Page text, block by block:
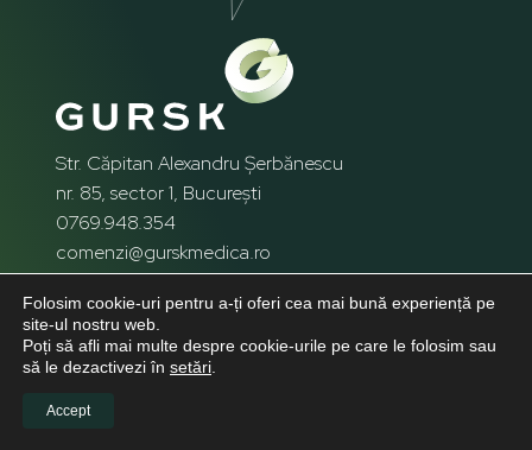
Str. Căpitan Alexandru Șerbănescu
nr. 85, sector 1, București
0769.948.354
comenzi@gurskmedica.ro
Program Sediu:
Luni - Vineri: 9:30 - 18:00
Sam - Dum: Închis
Folosim cookie-uri pentru a-ți oferi cea mai bună experiență pe
site-ul nostru web.
Poți să afli mai multe despre cookie-urile pe care le folosim sau
să le dezactivezi în setări
Accept